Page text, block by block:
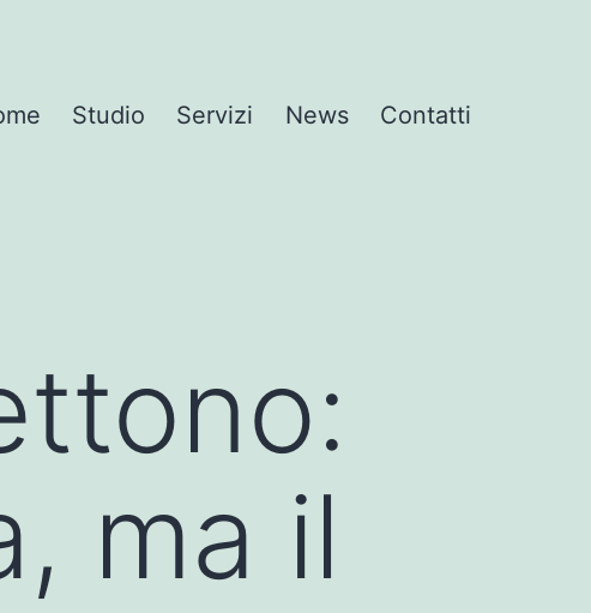
Studio Servizi News Contatti
ma il